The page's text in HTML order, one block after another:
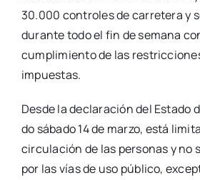
30.000 con­tro­les de carre­te­ra y
duran­te todo el fin de sema­na
cum­pli­mien­to de las
impues­tas.
Des­de la decla­ra­ción del Esta­do
do sába­do 14 de mar­zo, está
cir­cu­la­ción de las per­so­nas y no
por las vías de uso públi­co,